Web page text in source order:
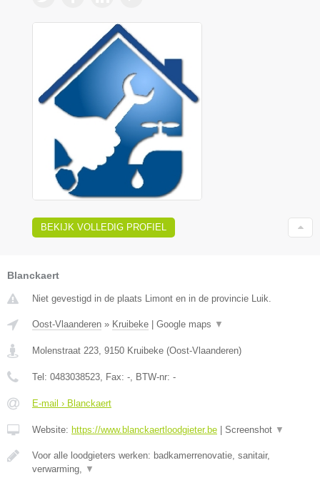
BEKIJK VOLLEDIG PROFIEL
Blanckaert
Niet gevestigd in de plaats Limont en in de provincie Luik.
Oost-Vlaanderen » Kruibeke Google maps ▼
Molenstraat 223 9150 Kruibeke (Oost-Vlaanderen)
Tel: 0483038523 , Fax: - , BTW-nr: -
E-mail › Blanckaert
Website: https://www.blanckaertloodgieter.be Screenshot ▼
Voor alle loodgieters werken: badkamerrenovatie, sanitair,
verwarming,
▼